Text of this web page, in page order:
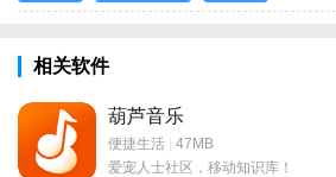
相关软件
葫芦音乐
便捷生活 | 47MB
爱宠人士社区，移动知识库！